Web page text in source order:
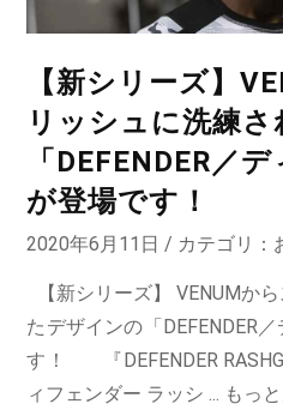
【新シリーズ】
リッシュに洗練
「DEFENDER／
が登場です！
2020年6月11日 / カテゴリ：
【新シリーズ】 VENUMか
たデザインの「DEFENDER
す！ 『DEFENDER
ィフェンダー ラッシ ... もっ